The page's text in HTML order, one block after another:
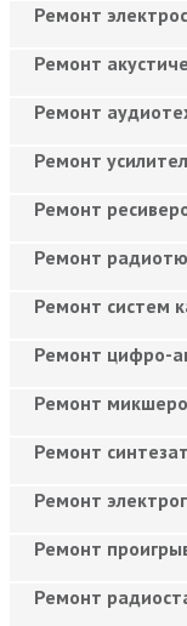
Ремонт
Ремонт
Ремонт
Ремонт
Ремонт
Ремонт
Ремонт систем
Ремонт цифро-
Ремонт
Ремонт
Ремонт
Ремонт
Ремонт